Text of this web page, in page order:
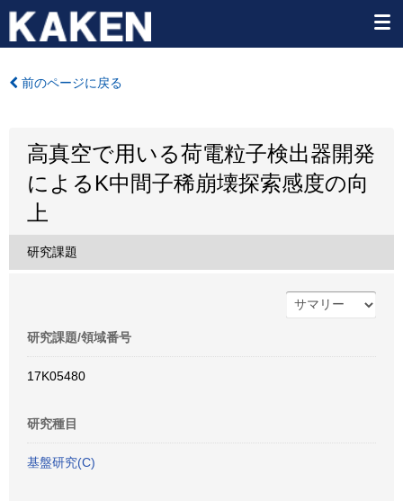
前のページに戻る
高真空で用いる荷電粒子検出器開発
によるK中間子稀崩壊探索感度の向
上
研究課題
研究課題/領域番号
17K05480
研究種目
基盤研究(C)